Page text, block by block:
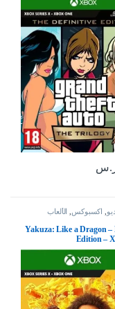
اكسبوكس الألعاب
Yakuza: Like a Dragon –
Edition –